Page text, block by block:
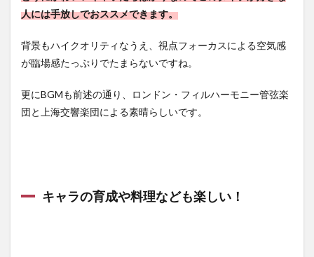
人には手放しでおススメできます。
背景もハイクオリティなうえ、視点フォーカスによる空気感
が臨場感たっぷりでたまらないですね。
更にBGMも前述の通り、ロンドン・フィルハーモニー管弦楽
団と上海交響楽団による素晴らしいです。
キャラの育成や料理なども楽しい！